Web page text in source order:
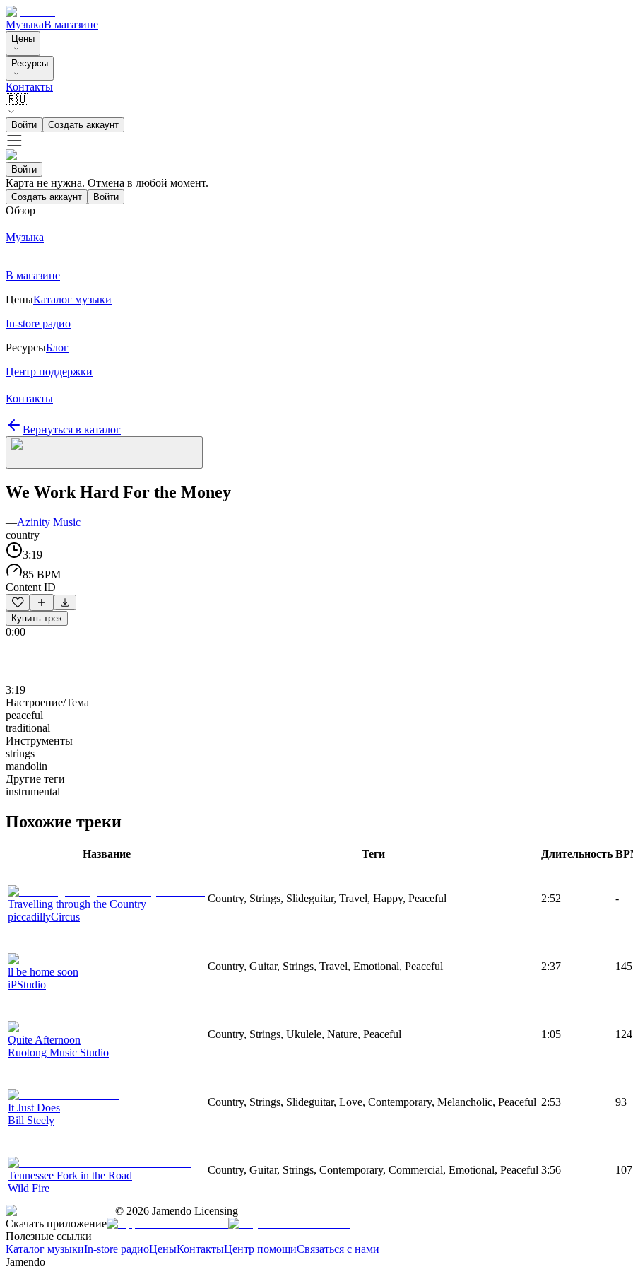
МузыкаВ магазине
Цены
Ресурсы
Контакты
🇷🇺
Войти Создать аккаунт
Войти
Карта не нужна. Отмена в любой момент.
Создать аккаунт Войти
Обзор
Музыка
В магазине
ЦеныКаталог музыки
In-store радио
РесурсыБлог
Центр поддержки
Контакты
Вернуться в каталог
We Work Hard For the Money
—Azinity Music
country
3:19
85 BPM
Content ID
Купить трек
0:00
3:19
Настроение/Тема
peaceful
traditional
Инструменты
strings
mandolin
Другие теги
instrumental
Похожие треки
Название Теги Длительность
Travelling through the Country
piccadillyCircus
Country, Strings, Slideguitar, Travel, Happy, Peaceful 2:52 -
ll be home soon
iPStudio
Country, Guitar, Strings, Travel, Emotional, Peaceful 2:37 145
Quite Afternoon
Ruotong Music Studio
Country, Strings, Ukulele, Nature, Peaceful 1:05 124
It Just Does
Bill Steely
Country, Strings, Slideguitar, Love, Contemporary, Melancholic, Peaceful 2:53 93
Tennessee Fork in the Road
Wild Fire
Country, Guitar, Strings, Contemporary, Commercial, Emotional, Peaceful 3:56 107
© 2026 Jamendo Licensing
Скачать приложение
Полезные ссылки
Каталог музыкиIn-store радиоЦеныКонтактыЦентр помощиСвязаться с нами
Jamendo